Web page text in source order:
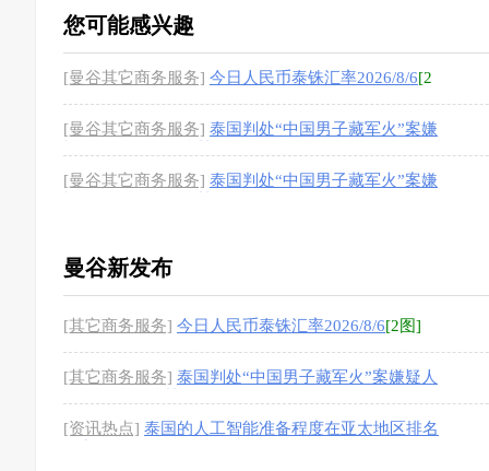
您可能感兴趣
[曼谷其它商务服务] 今日人民币泰铢汇率2026/8/6[2
[曼谷其它商务服务] 泰国判处“中国男子藏军火”案嫌
[曼谷其它商务服务] 泰国判处“中国男子藏军火”案嫌
曼谷新发布
[其它商务服务] 今日人民币泰铢汇率2026/8/6[2图]
[其它商务服务] 泰国判处“中国男子藏军火”案嫌疑人
[资讯热点] 泰国的人工智能准备程度在亚太地区排名